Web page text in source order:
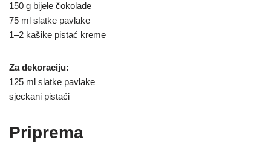
150 g bijele čokolade
75 ml slatke pavlake
1–2 kašike pistać kreme
Za dekoraciju:
125 ml slatke pavlake
sjeckani pistaći
Priprema